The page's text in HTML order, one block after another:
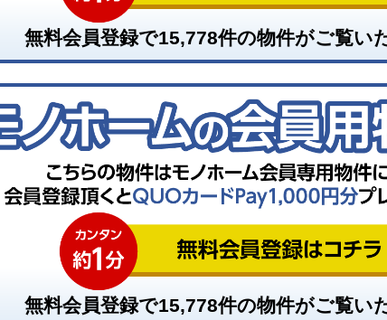
無料会員登録で15,778件の物件がご覧い
無料会員登録で15,778件の物件がご覧い